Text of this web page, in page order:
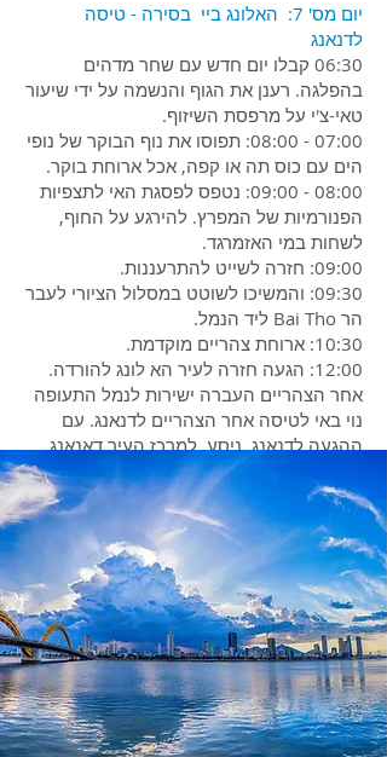
יום מס' 7: האלונג ביי בסירה - טיסה
לדנאנג
06:30 קבלו יום חדש עם שחר מדהים
בהפלגה. רענן את הגוף והנשמה על ידי שיעור
טאי-צ'י על מרפסת השיזוף.
07:00 - 08:00: תפוסו את נוף הבוקר של נופי
הים עם כוס תה או קפה, אכל ארוחת בוקר.
08:00 - 09:00: נטפס לפסגת האי לתצפיות
הפנורמיות של המפרץ. להירגע על החוף,
לשחות במי האזמרגד.
09:00: חזרה לשייט להתרעננות.
09:30: והמשיכו לשוטט במסלול הציורי לעבר
הר Bai Tho ליד הנמל.
10:30: ארוחת צהריים מוקדמת.
12:00: הגעה חזרה לעיר הא לונג להורדה.
אחר הצהריים העברה ישירות לנמל התעופה
נוי באי לטיסה אחר הצהריים לדנאנג. עם
ההגעה לדנאנג, ניסע למרכז העיר דאנאנג
לביצוע צ'ק-אין במלון. לינה בדנאנג
.